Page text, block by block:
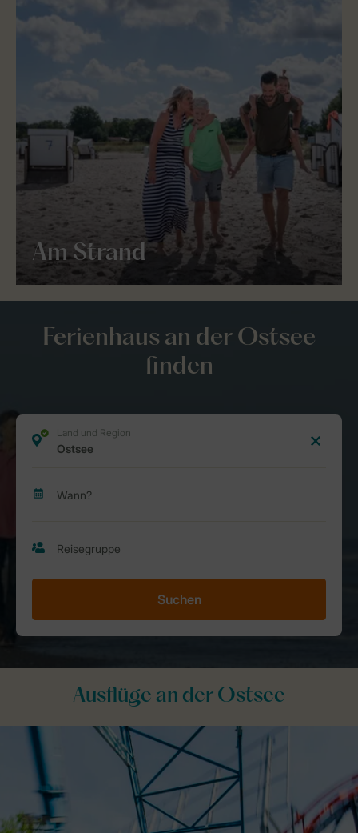
Am Strand
Ferienhaus an der Ostsee
finden
Suchen
Ausflüge an der Ostsee